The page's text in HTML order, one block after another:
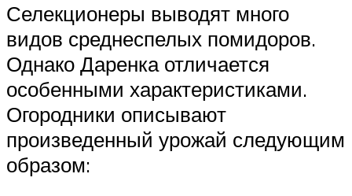
Селекционеры выводят много
видов среднеспелых помидоров.
Однако Даренка отличается
особенными характеристиками.
Огородники описывают
произведенный урожай следующим
образом: